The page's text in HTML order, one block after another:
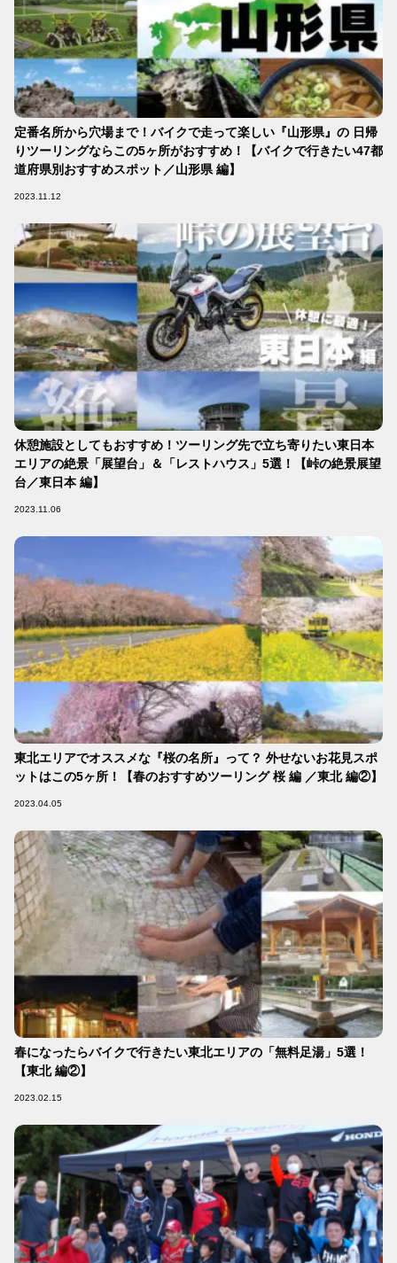
定番名所から穴場まで！バイクで走って楽しい『山形県』の 日帰
りツーリングならこの5ヶ所がおすすめ！【バイクで行きたい47都
道府県別おすすめスポット／山形県 編】
2023.11.12
休憩施設としてもおすすめ！ツーリング先で立ち寄りたい東日本
エリアの絶景「展望台」＆「レストハウス」5選！【峠の絶景展望
台／東日本 編】
2023.11.06
東北エリアでオススメな『桜の名所』って？ 外せないお花見スポ
ットはこの5ヶ所！【春のおすすめツーリング 桜 編 ／東北 編②】
2023.04.05
春になったらバイクで行きたい東北エリアの「無料足湯」5選！
【東北 編②】
2023.02.15